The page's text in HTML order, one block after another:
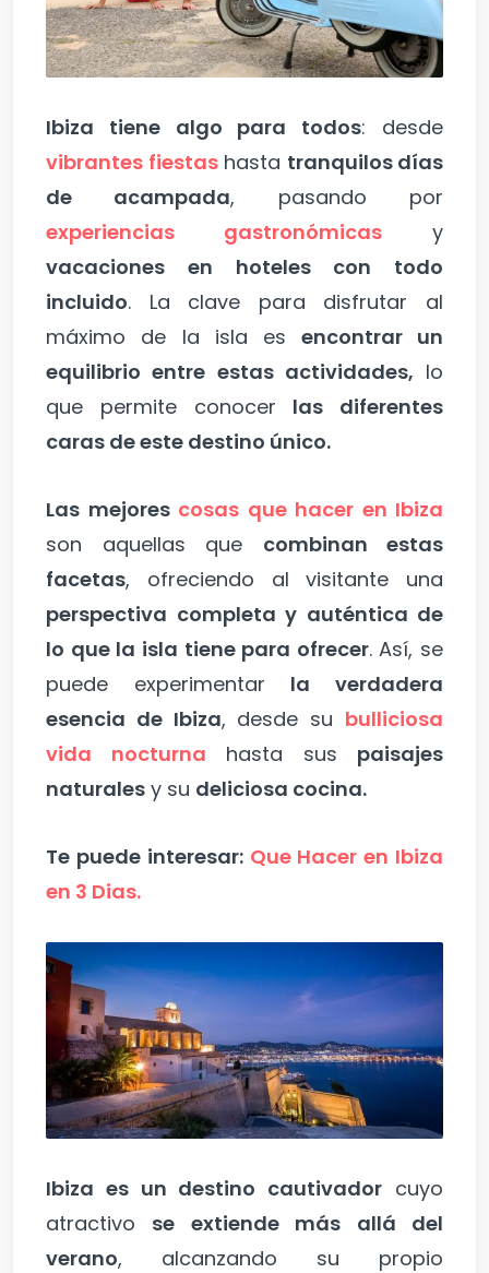
Ibiza tiene algo para todos: desde
vibrantes fiestashasta tranquilos días
de acampada, pasando por
experiencias gastronómicas y
vacaciones en hoteles con todo
incluido. La clave para disfrutar al
máximo de la isla es encontrar un
equilibrio entre estas actividades, lo
que permite conocer las diferentes
caras de este destino único.
Las mejores cosas que hacer en Ibiza
son aquellas que combinan estas
facetas, ofreciendo al visitante una
perspectiva completa y auténtica de
lo que la isla tiene para ofrecer. Así, se
puede experimentar la verdadera
esencia de Ibiza, desde su bulliciosa
vida nocturna hasta sus paisajes
naturales y su deliciosa cocina.
Te puede interesar: Que Hacer en Ibiza
en 3 Dias.
Ibiza es un destino cautivador cuyo
atractivo se extiende más allá del
verano, alcanzando su propio